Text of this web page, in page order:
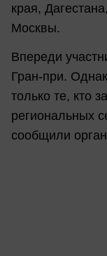
края,
Москвы.
Впереди
Гран-при.
только те, кто
региональных
сообщили